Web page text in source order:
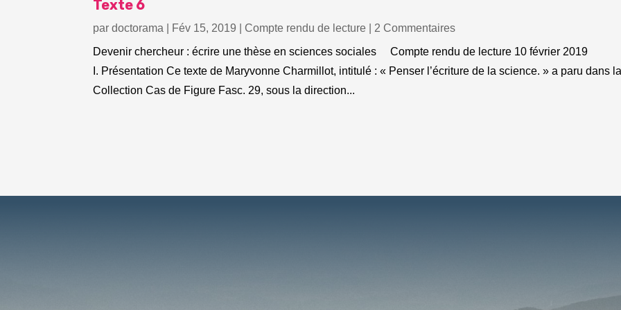
Texte 6
pardoctorama Fév 15, 2019 Compte rendu de lecture | 2 Commentaires
Devenir chercheur : écrire une thèse en sciences sociales Compte rendu de lecture 10 février 2019
I. Présentation Ce texte de Maryvonne Charmillot, intitulé : « Penser l’écriture de la science. » a paru dans
Collection Cas de Figure Fasc. 29, sous la direction...